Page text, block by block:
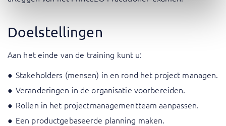
Doelstellingen
Aan het einde van de training kunt u:
Stakeholders (mensen) in en rond het project managen.
Veranderingen in de organisatie voorbereiden.
Rollen in het projectmanagementteam aanpassen.
Een productgebaseerde planning maken.